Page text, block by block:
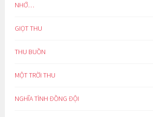
NHỚ…
GIỌT THU
THU BUỒN
MỘT TRỜI THU
NGHĨA TÌNH ĐỒNG ĐỘI